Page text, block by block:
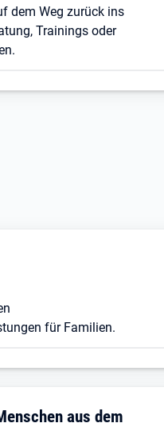
dem Weg zurück ins
Trainings oder
für Familien.
aus dem